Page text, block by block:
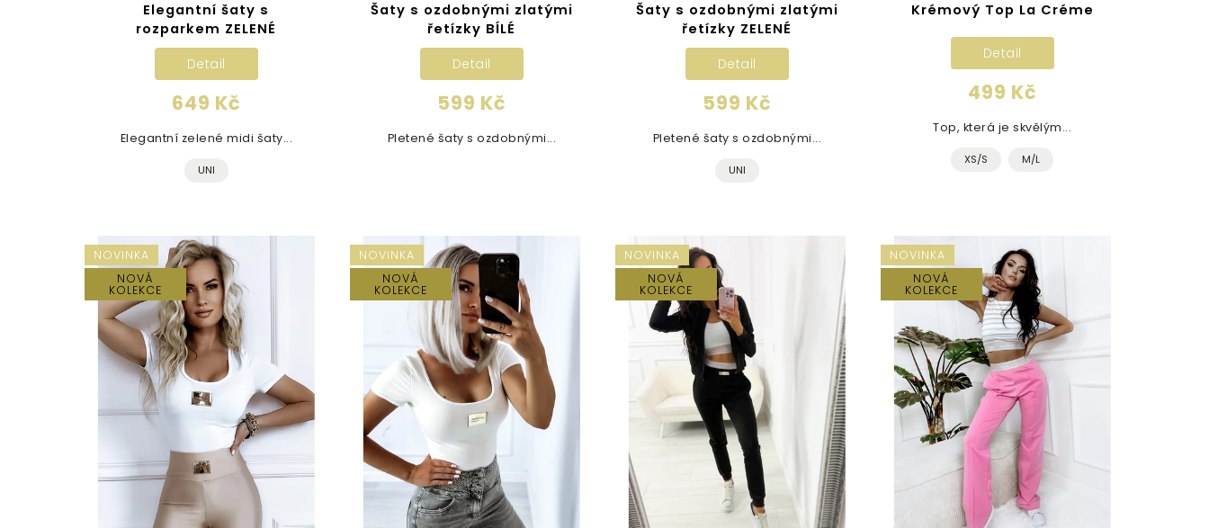
Elegantní šaty s
rozparkem ZELENÉ
649 Kč
Detail
Elegantní zelené midi šaty...
UNI
Šaty s ozdobnými zlatými
řetízky BÍLÉ
599 Kč
Detail
Pletené šaty s ozdobnými...
Šaty s ozdobnými zlatými
řetízky ZELENÉ
599 Kč
Detail
Pletené šaty s ozdobnými...
UNI
Krémový Top La Créme
499 Kč
Detail
Top, která je skvělým...
XS/S M/L
NOVINKA
NOVÁ
KOLEKCE
NOVINKA
NOVÁ
KOLEKCE
NOVINKA
NOVÁ
KOLEKCE
NOVINKA
NOVÁ
KOLEKCE